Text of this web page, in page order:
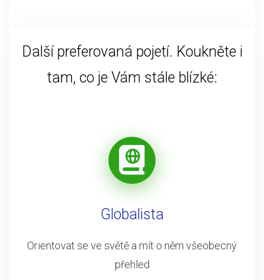
Další preferovaná pojetí. Koukněte i
tam, co je Vám stále blízké:
Globalista
Orientovat se ve světě a mít o něm všeobecný
přehled